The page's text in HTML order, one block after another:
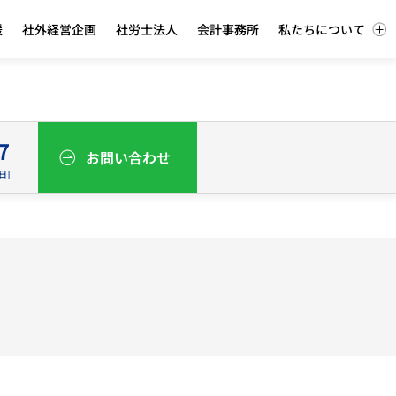
partners.com/accel/wp-
社外経営企画 社労士法人 会計事務所 私たちについて
]
お問い合わせ